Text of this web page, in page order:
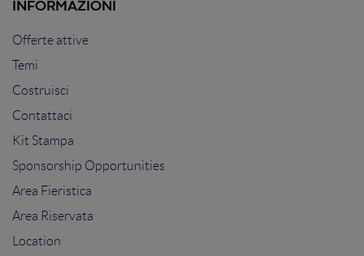
INFORMAZIONI
Offerte attive
Temi
Costruisci
Contattaci
Kit Stampa
Sponsorship Opportunities
Area Fieristica
Area Riservata
Location